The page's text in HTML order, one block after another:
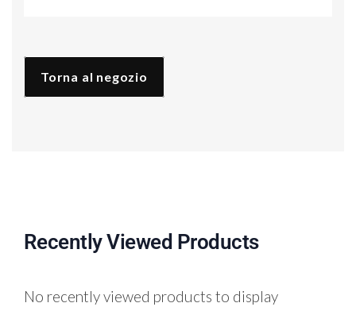
Torna al negozio
Recently Viewed Products
No recently viewed products to display